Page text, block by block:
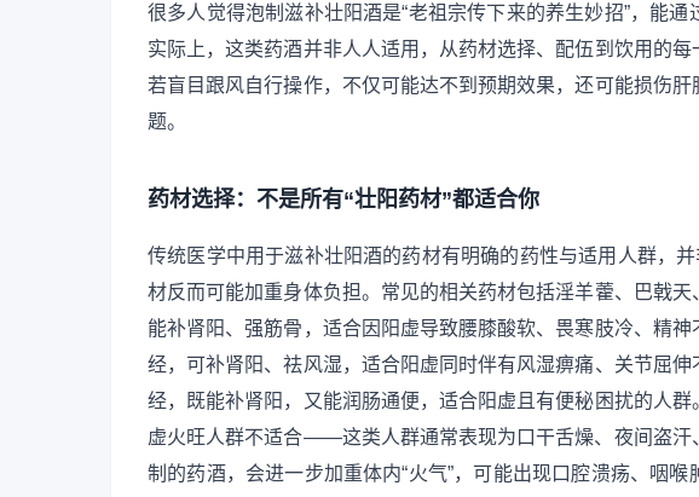
很多人觉得泡制滋补壮阳酒是“老祖宗传下来的养生妙招”，能
实际上，这类药酒并非人人适用，从药材选择、配伍到饮用的每
若盲目跟风自行操作，不仅可能达不到预期效果，还可能损伤
题。
药材选择：不是所有“壮阳药材”都适合你
传统医学中用于滋补壮阳酒的药材有明确的药性与适用人群，
材反而可能加重身体负担。常见的相关药材包括淫羊藿、巴戟天
能补肾阳、强筋骨，适合因阳虚导致腰膝酸软、畏寒肢冷、精
经，可补肾阳、祛风湿，适合阳虚同时伴有风湿痹痛、关节屈
经，既能补肾阳，又能润肠通便，适合阳虚且有便秘困扰的人
虚火旺人群不适合——这类人群通常表现为口干舌燥、夜间盗汗
制的药酒，会进一步加重体内“火气”，可能出现口腔溃疡、咽